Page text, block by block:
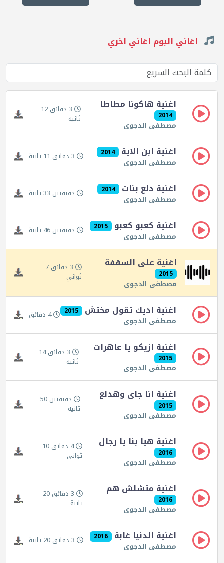
اغاني البوم اغاني اخري
اغنية هاكونا مطاطا
2014
مصطفى الدجوى
3 دقائق 12
ثانية
اغنية ابن الاية 2014
مصطفى الدجوى 3 دقائق 11 ثانية
اغنية دلع بنات 2014
مصطفى الدجوى دقيقتين 33 ثانية
اغنية كعبو كعبو 2015
مصطفى الدجوى دقيقتين 46 ثانية
اغنية على السقفة
2015
مصطفى الدجوى
3 دقائق 7
ثواني
اغنية اديك تقول مختش 2015
مصطفى الدجوى 4 دقائق
اغنية ازيكو يا عاهرات
2015
مصطفى الدجوى
3 دقائق 14
ثانية
اغنية انا جاى وهدلع
2015
مصطفى الدجوى
دقيقتين 50
ثانية
اغنية هيا بنا يا رجال
2016
مصطفى الدجوى
4 دقائق 10
ثواني
اغنية متشلش هم
2016
مصطفى الدجوى
3 دقائق 20
ثانية
اغنية الدنيا غابة 2016
مصطفى الدجوى 3 دقائق 20 ثانية